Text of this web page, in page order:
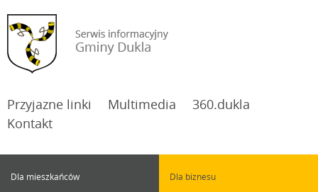
Przyjazne linki Multimedia
360.dukla
Kontakt
Dla mieszkańców Dla biznesu